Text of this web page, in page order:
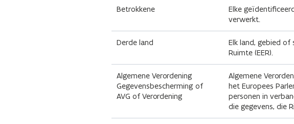
Betrokkene
Elke
verwerkt.
Derde land
Elk land, gebied of
Ruimte (EER).
Algemene Verordening
Gegevensbescherming of
AVG of Verordening
Algemene
het Europees
personen in
die gegevens, die